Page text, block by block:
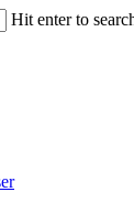
Hit enter to